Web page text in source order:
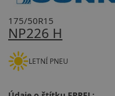
NP226 H
175/50R15
LETNÍ PNEU